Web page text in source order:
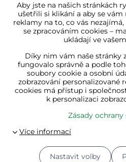
Aby jste na našich stránkách
ušetřili si klikání a aby se
reklamy na to, co vás
se zpracováním cookies –
ukládají ve
Díky nim vám naše stránky
fungovalo správně a podle
soubory cookie a osobní
zobrazování personalizované
cookies má přístup i
k personalizaci
Zásady
Nastavit volby